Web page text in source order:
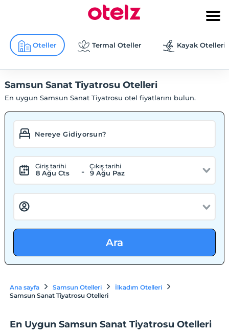
Oteller Termal Oteller Kayak Otelleri
Samsun Sanat Tiyatrosu Otelleri
En uygun Samsun Sanat Tiyatrosu otel fiyatlarını bulun.
Giriş tarihi
8 Ağu Cts -
Çıkış tarihi
9 Ağu Paz
Ara
Ana sayfa Samsun Otelleri
İlkadım Otelleri
Samsun Sanat Tiyatrosu Otelleri
En Uygun Samsun Sanat Tiyatrosu Otelleri